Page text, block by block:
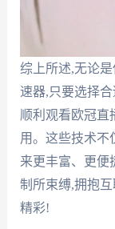
综上所述,无论
速器,只要选择
顺利观看欧冠直
用。这些技术不
来更丰富、更便
制所束缚,拥抱
精彩!